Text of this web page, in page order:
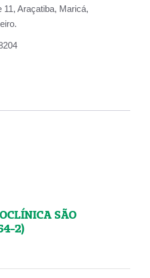
11, Araçatiba, Maricá,
SÃO
2)